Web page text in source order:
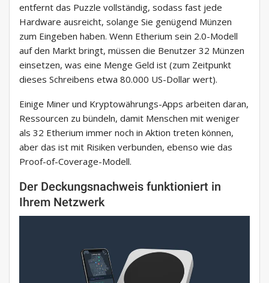
entfernt das Puzzle vollständig, sodass fast jede
Hardware ausreicht, solange Sie genügend Münzen
zum Eingeben haben. Wenn Etherium sein 2.0-Modell
auf den Markt bringt, müssen die Benutzer 32 Münzen
einsetzen, was eine Menge Geld ist (zum Zeitpunkt
dieses Schreibens etwa 80.000 US-Dollar wert).
Einige Miner und Kryptowährungs-Apps arbeiten daran,
Ressourcen zu bündeln, damit Menschen mit weniger
als 32 Etherium immer noch in Aktion treten können,
aber das ist mit Risiken verbunden, ebenso wie das
Proof-of-Coverage-Modell.
Der Deckungsnachweis funktioniert in
Ihrem Netzwerk